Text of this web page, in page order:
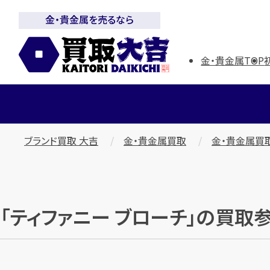
金・貴金属を売るなら
金・貴金属TOP
ブランド買取 大吉 金・貴金属買取 金・貴金属
「ティファニー ブローチ」の買取